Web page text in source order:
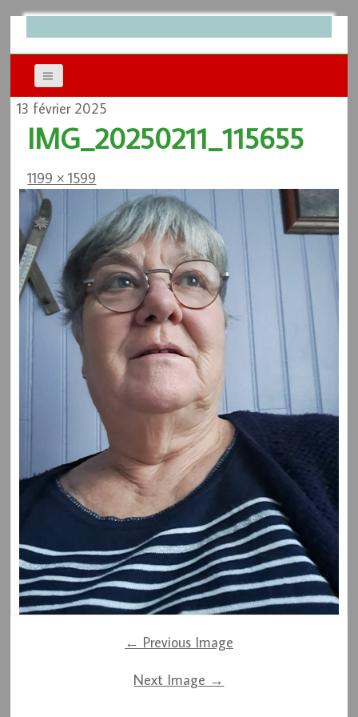
13 février 2025
IMG_20250211_115655
1199 × 1599
← Previous Image
Next Image →